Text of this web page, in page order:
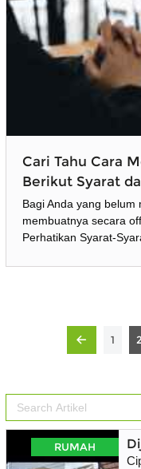
Cari Tahu Cara
Berikut Syarat
Bagi Anda yang belum
membuatnya secara
Perhatikan Syarat-
1 2
RUMAH